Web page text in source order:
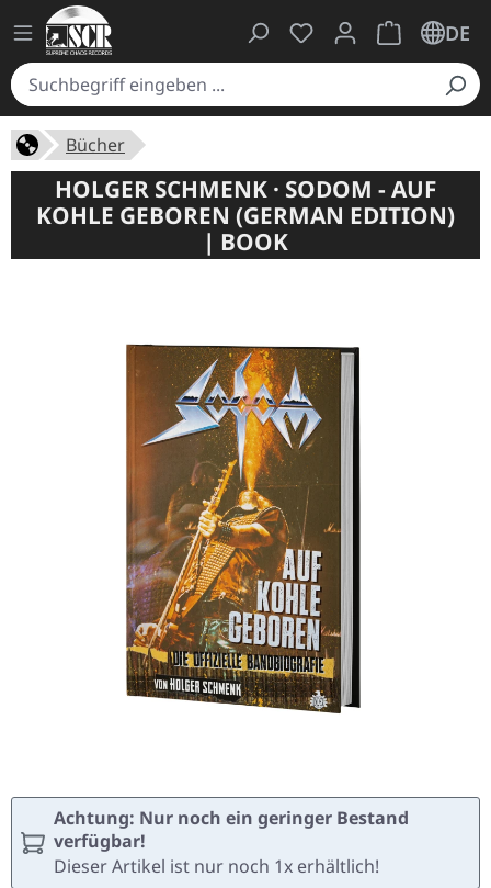
Du hast 0 Produkte
Warenkorb
DE
Bücher
HOLGER SCHMENK · SODOM - AUF
KOHLE GEBOREN (GERMAN EDITION)
| BOOK
Achtung: Nur noch ein geringer Bestand
verfügbar!
Dieser Artikel ist nur noch 1x erhältlich!